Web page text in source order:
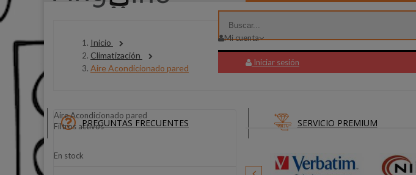
Mi cuenta
Iniciar sesión
PREGUNTAS FRECUENTES SERVICIO PREMIUM
Inicio
Climatización
Aire Acondicionado pared
Aire Acondicionado pared
Filtros activos
En stock